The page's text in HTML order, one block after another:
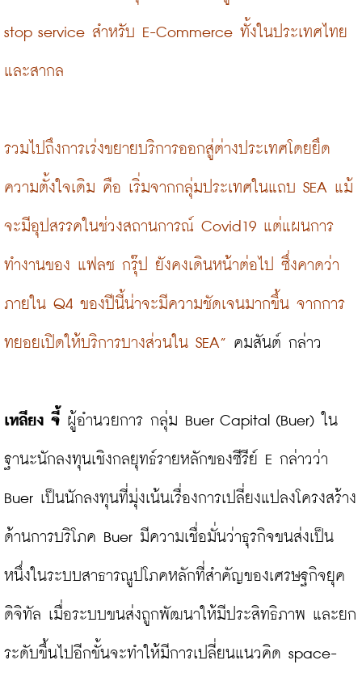
stop service สำหรับ E-Commerce ทั้งในประเทศไทย
และสากล
รวมไปถึงการเร่งขยายบริการออกสู่ต่างประเทศโดยยึด
ความตั้งใจเดิม คือ เริ่มจากกลุ่มประเทศในแถบ SEA แม้
จะมีอุปสรรคในช่วงสถานการณ์ Covid19 แต่แผนการ
ทำงานของ แฟลช กรุ๊ป ยังคงเดินหน้าต่อไป ซึ่งคาดว่า
ภายใน Q4 ของปีนี้น่าจะมีความชัดเจนมากขึ้น จากการ
ทยอยเปิดให้บริการบางส่วนใน SEA” คมสันต์ กล่าว
เหลียง จี้ ผู้อำนวยการ กลุ่ม Buer Capital (Buer) ใน
ฐานะนักลงทุนเชิงกลยุทธ์รายหลักของซีรีย์ E กล่าวว่า
Buer เป็นนักลงทุนที่มุ่งเน้นเรื่องการเปลี่ยงแปลงโครงสร้าง
ด้านการบริโภค Buer มีความเชื่อมั่นว่าธุรกิจขนส่งเป็น
หนึ่งในระบบสาธารณูปโภคหลักที่สำคัญของเศรษฐกิจยุค
ดิจิทัล เมื่อระบบขนส่งถูกพัฒนาให้มีประสิทธิภาพ และยก
ระดับขึ้นไปอีกขั้นจะทำให้มีการเปลี่ยนแนวคิด space-